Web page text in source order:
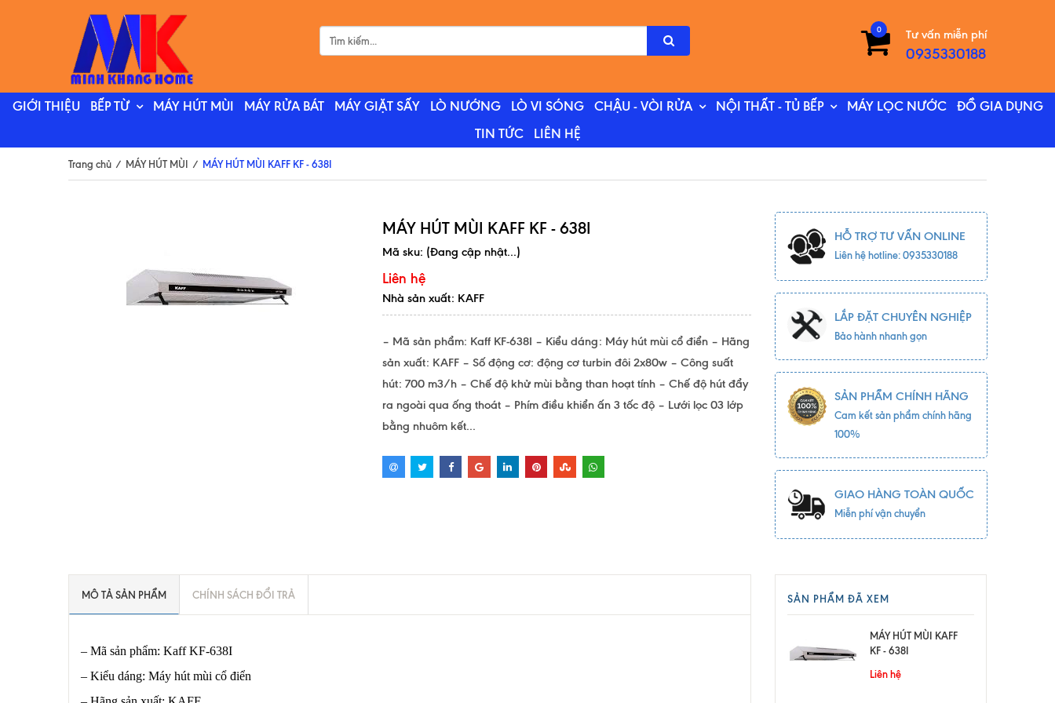
Tư vấn miễn phí
0935330188
0
GIỚI THIỆU BẾP TỪ MÁY HÚT MÙI MÁY RỬA BÁT MÁY GIẶT SẤY LÒ NƯỚNG LÒ VI SÓNG CHẬU - VÒI RỬA NỘI THẤT - TỦ BẾP MÁY LỌC NƯỚC
ĐỒ GIA DỤNG
TIN TỨC
LIÊN HỆ
Trang chủ / MÁY HÚT MÙI / MÁY HÚT MÙI KAFF KF - 638I
MÁY HÚT MÙI KAFF KF - 638I
Mã sku: (Đang cập nhật...)
Liên hệ
Nhà sản xuất: KAFF
– Mã sản phẩm: Kaff KF-638I – Kiểu dáng: Máy hút mùi cổ điển – Hãng
sản xuất: KAFF – Số động cơ: động cơ turbin đôi 2x80w – Công suất
hút: 700 m3/h – Chế độ khử mùi bằng than hoạt tính – Chế độ hút đẩy
ra ngoài qua ống thoát – Phím điều khiển ấn 3 tốc độ – Lưới lọc 03 lớp
bằng nhuôm kết...
HỖ TRỢ TƯ VẤN ONLINE
Liên hệ hotline: 0935330188
LẮP ĐẶT CHUYÊN NGHIỆP
Bảo hành nhanh gọn
SẢN PHẨM CHÍNH HÃNG
Cam kết sản phẩm chính hãng
100%
GIAO HÀNG TOÀN QUỐC
Miễn phí vận chuyển
MÔ TẢ SẢN PHẨM CHÍNH SÁCH ĐỔI TRẢ
– Mã sản phẩm: Kaff KF-638I
– Kiểu dáng: Máy hút mùi cổ điển
SẢN PHẨM ĐÃ XEM
MÁY HÚT MÙI KAFF
KF - 638I
Liên hệ